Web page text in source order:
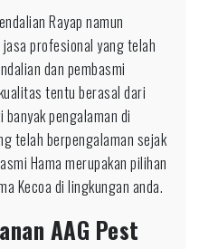
Rayap namun
profesional yang telah
dan pembasmi
tentu berasal dari
pengalaman di
telah berpengalaman sejak
Hama merupakan pilihan
Kecoa di lingkungan anda.
AAG Pest